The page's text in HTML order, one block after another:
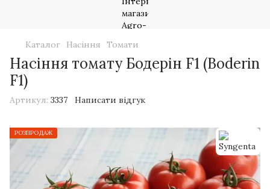
Каталог Насіння Томати
Насіння томату Бодерін F1 (Boderin
F1)
Артикул: 3337 Написати відгук
РОЗПРОДАЖ